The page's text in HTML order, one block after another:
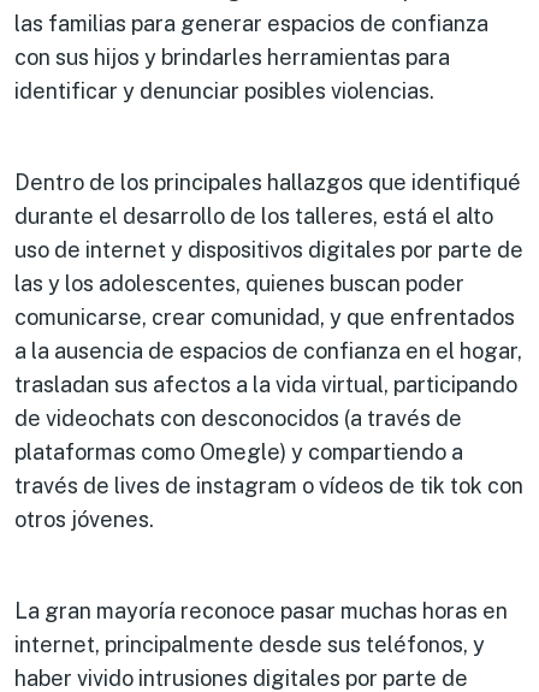
las familias para generar espacios de confianza
con sus hijos y brindarles herramientas para
identificar y denunciar posibles violencias.
Dentro de los principales hallazgos que identifiqué
durante el desarrollo de los talleres, está el alto
uso de internet y dispositivos digitales por parte de
las y los adolescentes, quienes buscan poder
comunicarse, crear comunidad, y que enfrentados
a la ausencia de espacios de confianza en el hogar,
trasladan sus afectos a la vida virtual, participando
de videochats con desconocidos (a través de
plataformas como Omegle) y compartiendo a
través de lives de instagram o vídeos de tik tok con
otros jóvenes.
La gran mayoría reconoce pasar muchas horas en
internet, principalmente desde sus teléfonos, y
haber vivido intrusiones digitales por parte de